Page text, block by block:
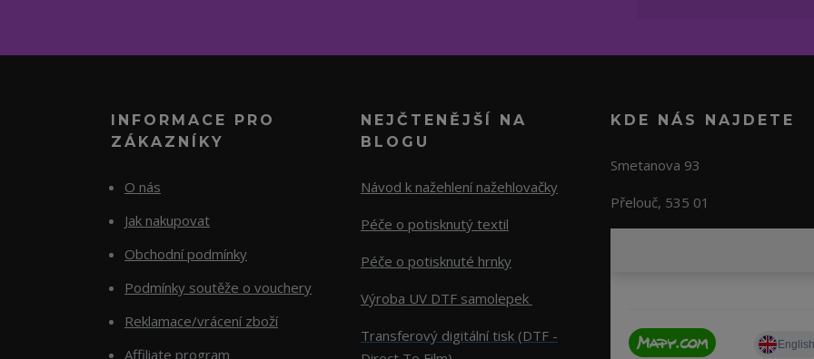
INFORMACE PRO
ZÁKAZNÍKY
O nás
Jak nakupovat
Obchodní podmínky
Podmínky soutěže o vouchery
Reklamace/vrácení zboží
Affiliate program
NEJČTENĚJŠÍ NA
BLOGU
Návod k nažehlení nažehlovačky
Péče o potisknutý textil
Péče o potisknuté hrnky
Výroba UV DTF samolepek
Transferový digitální tisk (DTF -
KDE NÁS NAJDETE
Smetanova 93
Přelouč, 535 01